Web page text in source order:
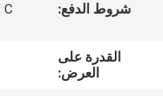
اطلب
اقتباس
شروط الدفع:
القدرة على
العرض: